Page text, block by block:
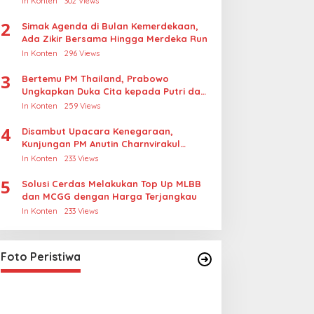
2
Simak Agenda di Bulan Kemerdekaan,
Ada Zikir Bersama Hingga Merdeka Run
In Konten 296 Views
3
Bertemu PM Thailand, Prabowo
Ungkapkan Duka Cita kepada Putri dan
Selamat Ulang Tahun ke Raja Thailand
In Konten 259 Views
4
Disambut Upacara Kenegaraan,
Kunjungan PM Anutin Charnvirakul
Perkuat Hubungan Indonesia-Thailand
In Konten 233 Views
5
Solusi Cerdas Melakukan Top Up MLBB
dan MCGG dengan Harga Terjangkau
In Konten 233 Views
Foto Peristiwa